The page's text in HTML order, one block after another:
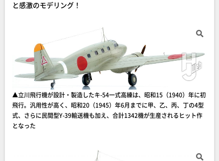
と感激のモデリング！
▲立川飛行機が設計・製造したキ-54一式高練は、昭和15（1940）年に初
飛行。汎用性が高く、昭和20（1945）年6月までに甲、乙、丙、丁の4型
式、さらに民間型Y-39輸送機も加え、合計1342機が生産されるヒット作
となった